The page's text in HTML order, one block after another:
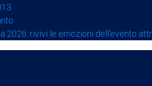
2026: rivivi le emozioni dell'evento